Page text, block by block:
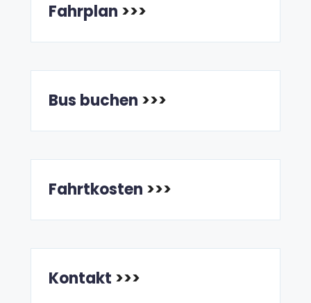
Fahrplan >>>
Bus buchen >>>
Fahrtkosten >>>
Kontakt >>>